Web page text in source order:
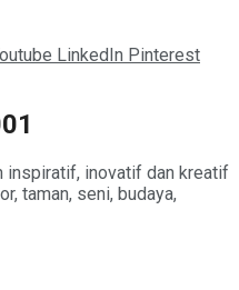
LinkedIn Pinterest
inspiratif, inovatif dan kreatif
taman, seni, budaya,